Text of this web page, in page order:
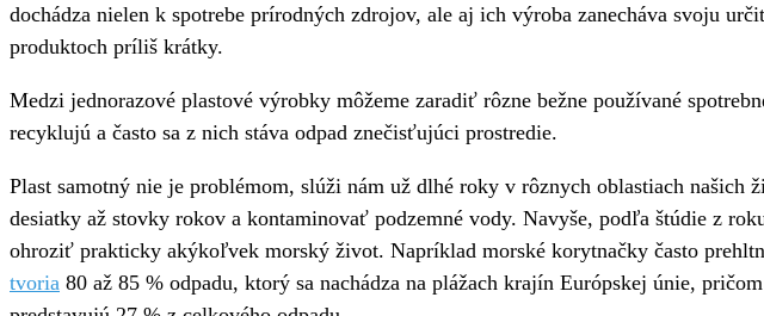
dochádza nielen k spotrebe prírodných zdrojov, ale aj ich výroba zanecháva svoju
produktoch príliš krátky.
Medzi jednorazové plastové výrobky môžeme zaradiť rôzne bežne používané
recyklujú a často sa z nich stáva odpad znečisťujúci prostredie.
Plast samotný nie je problémom, slúži nám už dlhé roky v rôznych oblastiach
desiatky až stovky rokov a kontaminovať podzemné vody. Navyše, podľa štúdie z
ohroziť prakticky akýkoľvek morský život. Napríklad morské korytnačky často
tvoria 80 až 85 % odpadu, ktorý sa nachádza na plážach krajín Európskej únie,